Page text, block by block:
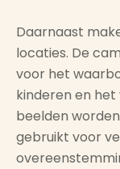
Daarnaast
locaties. De
voor het
kinderen en
beelden
gebruikt voor